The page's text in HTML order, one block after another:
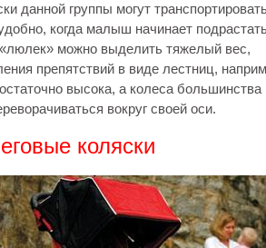
данной группы могут
когда малыш начинает
можно выделить тяжелый вес,
препятствий в виде лестниц,
высока, а колеса большинства
вокруг своей оси.
коляски